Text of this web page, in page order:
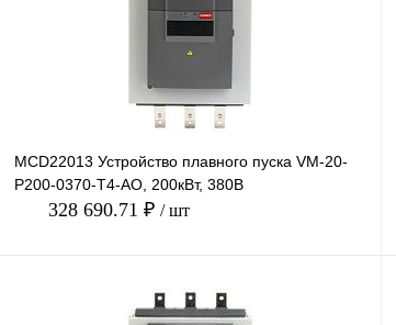
MCD22013 Устройство плавного пуска VM-20-
P200-0370-T4-AO, 200кВт, 380В
328 690.71 ₽ / шт
В корзину